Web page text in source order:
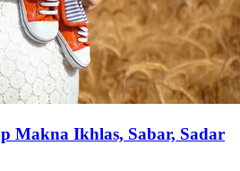
Makna Ikhlas, Sabar, Sadar